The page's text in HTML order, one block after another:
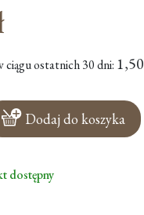
ciągu ostatnich 30 dni: 1,50
Dodaj do koszyka
dostępny